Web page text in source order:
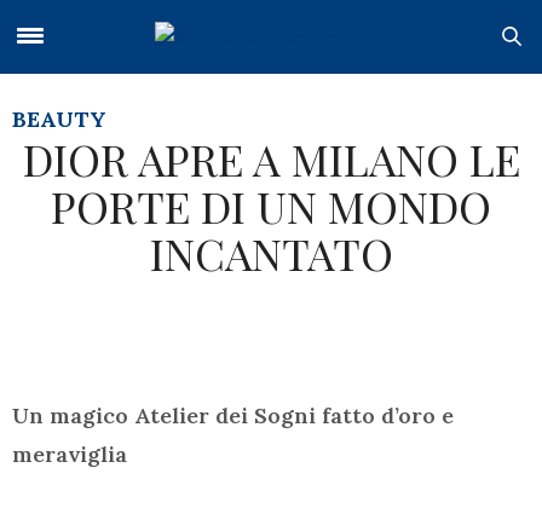
BEAUTY
DIOR APRE A MILANO LE
PORTE DI UN MONDO
INCANTATO
Un magico Atelier dei Sogni fatto d’oro e
meraviglia